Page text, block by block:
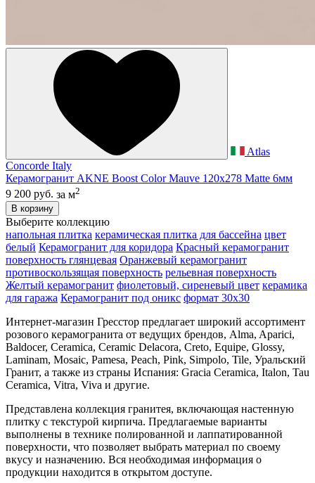
Atlas
Concorde Italy
Керамогранит AKNE Boost Color Mauve 120x278 Matte 6мм
9 200 руб. за м2
В корзину
Выберите коллекцию
напольная плитка керамическая плитка для бассейна цвет
белый Керамогранит для коридора Красный керамогранит
поверхность глянцевая Оранжевый керамогранит
противоскользящая поверхность рельевная поверхность
Желтый керамогранит фиолетовый, сиреневый цвет керамика
для гаража Керамогранит под оникс формат 30х30
Интернет-магазин Гресстор предлагает широкий ассортимент
розового керамогранита от ведущих брендов, Alma, Aparici,
Baldocer, Ceramica, Ceramic Delacora, Creto, Equipe, Glossy,
Laminam, Mosaic, Pamesa, Peach, Pink, Simpolo, Tile, Уральский
Гранит, а также из страны Испания: Gracia Ceramica, Italon, Tau
Ceramica, Vitra, Viva и другие.
Представлена коллекция гранитея, включающая настенную
плитку с текстурой кирпича. Предлагаемые варианты
выполнены в технике полированной и лаппатированной
поверхности, что позволяет выбрать материал по своему
вкусу и назначению. Вся необходимая информация о
продукции находится в открытом доступе.